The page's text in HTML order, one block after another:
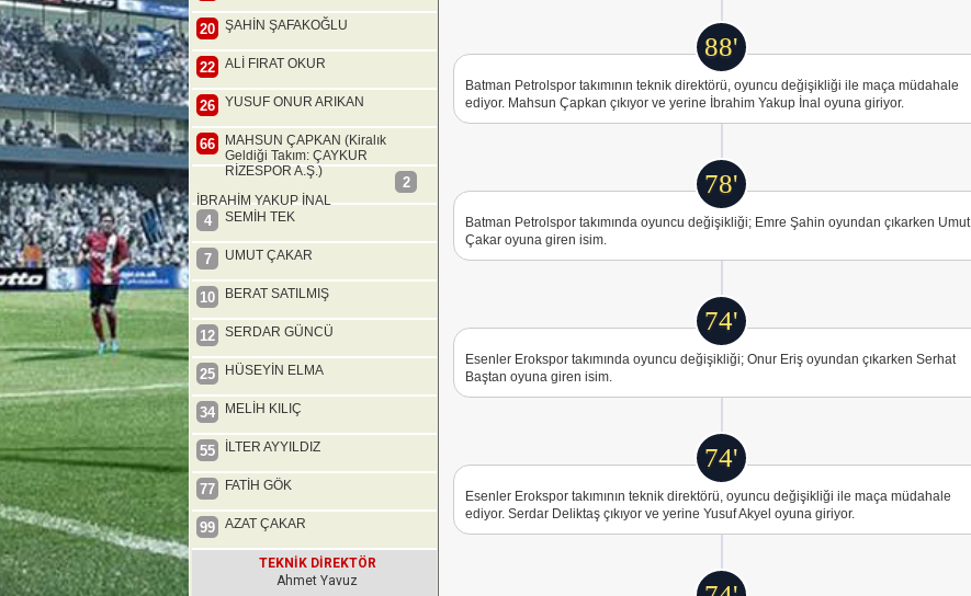
20 ŞAHİN ŞAFAKOĞLU
22 ALİ FIRAT OKUR
26 YUSUF ONUR ARIKAN
66
MAHSUN ÇAPKAN (Kiralık
Geldiği Takım: ÇAYKUR
RİZESPOR A.Ş.)
2
İBRAHİM YAKUP İNAL
4 SEMİH TEK
7 UMUT ÇAKAR
10 BERAT SATILMIŞ
12 SERDAR GÜNCÜ
25 HÜSEYİN ELMA
34 MELİH KILIÇ
55 İLTER AYYILDIZ
77 FATİH GÖK
99 AZAT ÇAKAR
TEKNİK DİREKTÖR
Ahmet Yavuz
88'
Batman Petrolspor takımının teknik direktörü, oyuncu değişikliği ile maça müdahale
ediyor. Mahsun Çapkan çıkıyor ve yerine İbrahim Yakup İnal oyuna giriyor.
78'
Batman Petrolspor takımında oyuncu değişikliği; Emre Şahin oyundan çıkarken Umut
Çakar oyuna giren isim.
74'
Esenler Erokspor takımında oyuncu değişikliği; Onur Eriş oyundan çıkarken Serhat
Baştan oyuna giren isim.
74'
Esenler Erokspor takımının teknik direktörü, oyuncu değişikliği ile maça müdahale
ediyor. Serdar Deliktaş çıkıyor ve yerine Yusuf Akyel oyuna giriyor.